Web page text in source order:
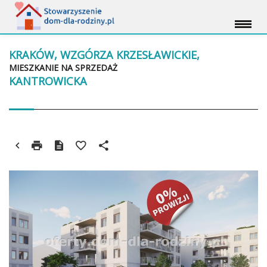
KRAKÓW, WZGÓRZA KRZESŁAWICKIE,
KANTROWICKA
MIESZKANIE NA SPRZEDAŻ